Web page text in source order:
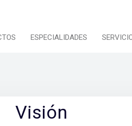
ESPECIALIDADES
Visión